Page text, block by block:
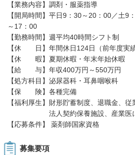
【業務内容】調剤・服薬指導
【開局時間】平日9：30～20：00／土9
～17：00
【勤務時間】週平均40時間シフト制
【休 日】年間休日124日（前年度実績
【休 暇】夏期休暇・年末年始休暇
【給 与】年収400万円～550万円
【処方科目】泌尿器科・耳鼻咽喉科
【保 険】各種完備
【福利厚生】財形貯蓄制度、退職金、従
法人契約保養施設、産業医によ
【応募条件】 薬剤師国家資格
募集要項